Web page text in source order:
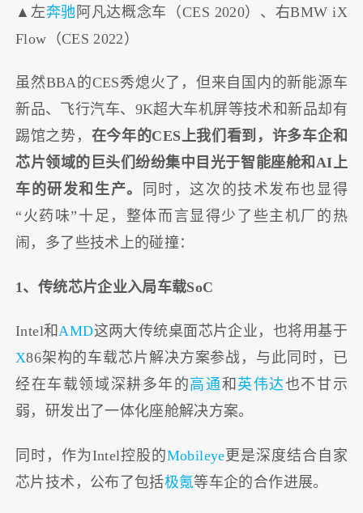
▲左奔驰 阿凡达概念车（CES 2020）、右BMW iX
Flow（CES 2022）
虽然BBA的CES秀熄火了，但来自国内的新能源车
新品、飞行汽车、9K超大车机屏等技术和新品却有
踢馆之势， 在今年的CES上我们看到，许多车企和
芯片领域的巨头们纷纷集中目光于智能座舱和AI上
车的研发和生产。
同时，这次的技术发布也显得
“火药味”十足，整体而言显得少了些主机厂的热
闹，多了些技术上的碰撞：
1、传统芯片企业入局车载SoC
Intel和AMD这两大传统桌面芯片企业，也将用基于
X86架构的车载芯片解决方案参战，与此同时，已
经在车载领域深耕多年的高通和 英伟达也不甘示
弱，研发出了一体化座舱解决方案。
同时，作为Intel控股的Mobileye更是深度结合自家
芯片技术，公布了包括极氪等车企的合作进展。